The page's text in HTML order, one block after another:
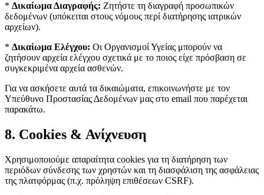
* Δικαίωμα Διαγραφής: Ζητήστε τη διαγραφή προσωπικών
δεδομένων (υπόκειται στους νόμους περί διατήρησης ιατρικών
αρχείων).
* Δικαίωμα Ελέγχου: Οι Οργανισμοί Υγείας μπορούν να
ζητήσουν αρχεία ελέγχου σχετικά με το ποιος είχε πρόσβαση σε
συγκεκριμένα αρχεία ασθενών.
Για να ασκήσετε αυτά τα δικαιώματα, επικοινωνήστε με τον
Υπεύθυνο Προστασίας Δεδομένων μας στο email που παρέχεται
παρακάτω.
8. Cookies & Ανίχνευση
Χρησιμοποιούμε απαραίτητα cookies για τη διατήρηση των
περιόδων σύνδεσης των χρηστών και τη διασφάλιση της ασφάλειας
της πλατφόρμας (π.χ. πρόληψη επιθέσεων CSRF).